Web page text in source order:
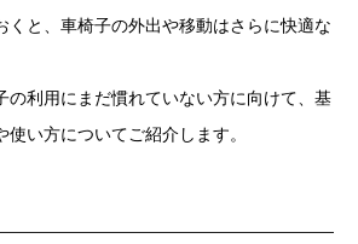
くと、車椅子の外出や移動はさらに快適な
の利用にまだ慣れていない方に向けて、基
い方についてご紹介します。